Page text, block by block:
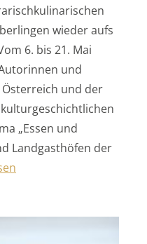
wieder aufs
6. bis 21. Mai
und
und der
„Essen und
Landgasthöfen der